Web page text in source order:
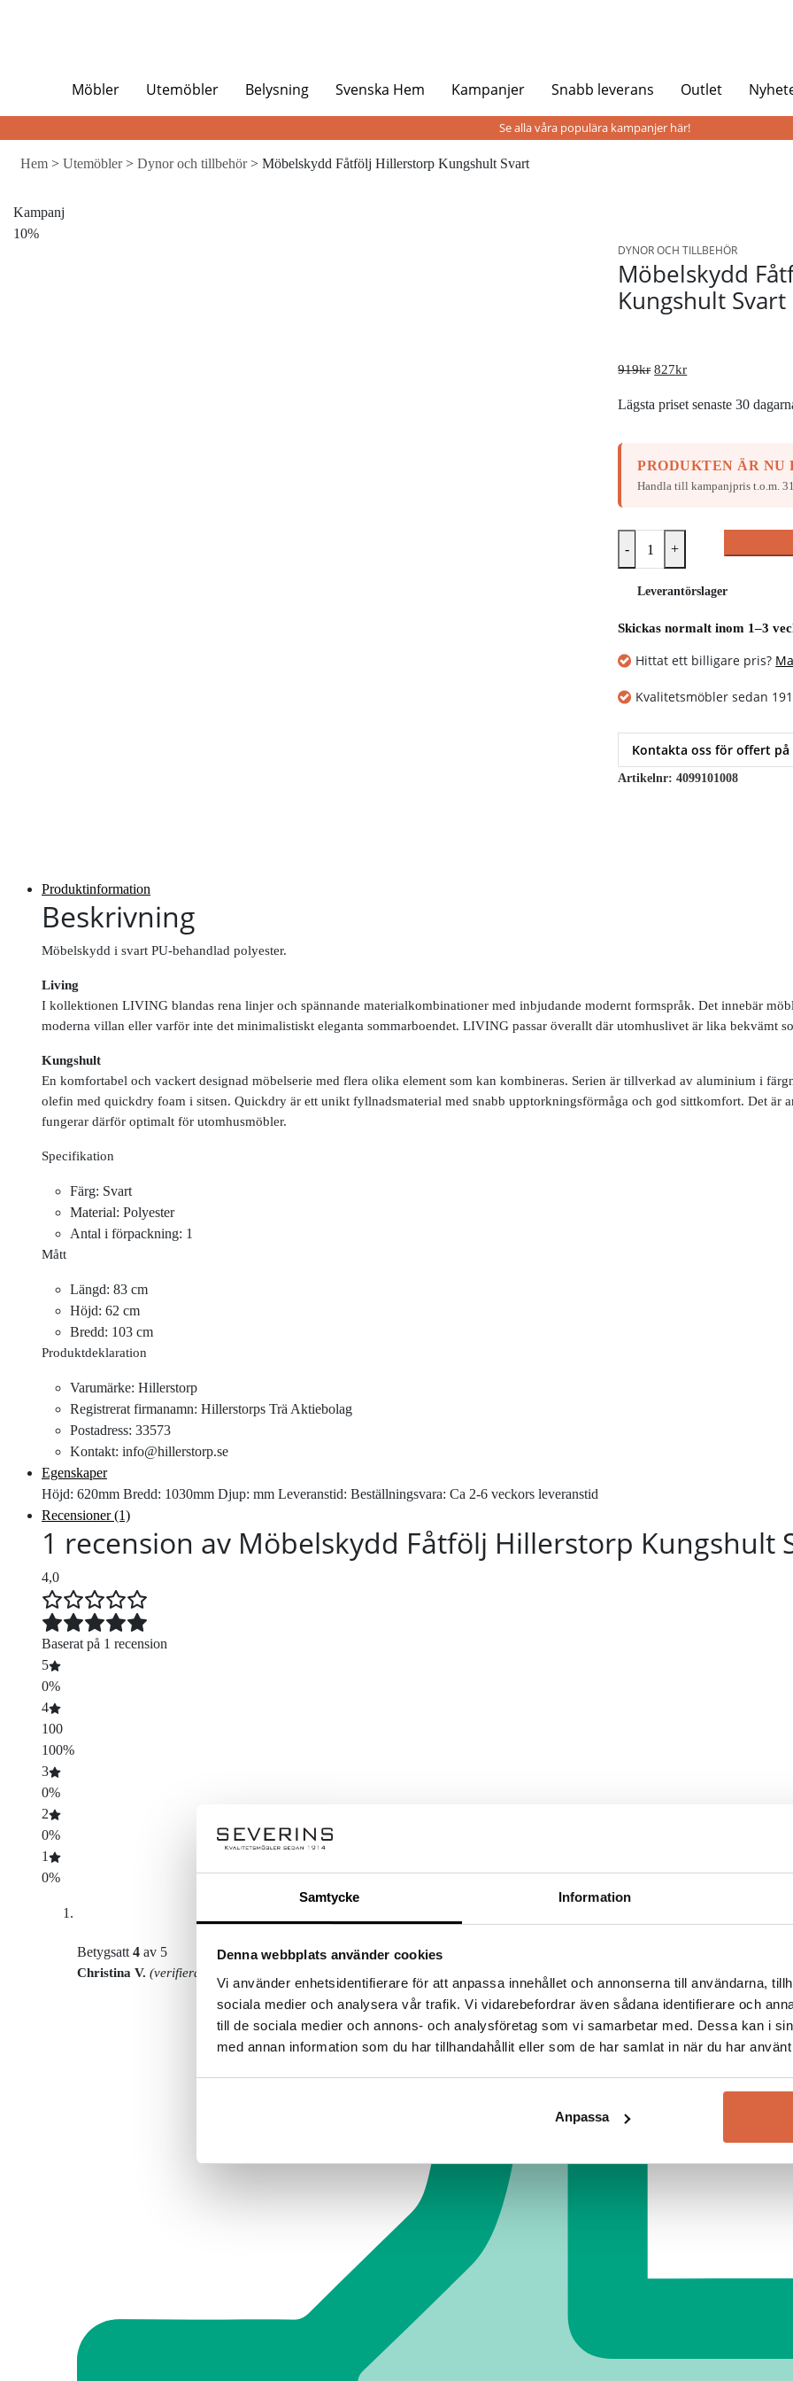
Samtycke Information
Denna webbplats använder cookies
Vi använder enhetsidentifierare för att anpassa innehållet och annonserna till användarna,
sociala medier och analysera vår trafik. Vi vidarebefordrar även sådana identifierare och
till de sociala medier och annons- och analysföretag som vi samarbetar med. Dessa kan i
med annan information som du har tillhandahållit eller som de har samlat in när du har
Anpassa
Möbler Utemöbler Belysning Svenska Hem Kampanjer Snabb leverans Outlet
Se alla våra populära kampanjer här!
Hem > Utemöbler> Dynor och tillbehör> Möbelskydd Fåtfölj Hillerstorp Kungshult Svart
Kampanj
10%
DYNOR OCH TILLBEHÖR
Möbelskydd
Kungshult Svart
919kr 827kr
Lägsta priset senaste 30
PRODUKTEN ÄR NU
Handla till kampanjpris t.o.m.
- +
Leverantörslager
Skickas normalt inom 1–3
Hittat ett billigare pris?
Kvalitetsmöbler sedan
Kontakta oss för offert
Artikelnr:4099101008
Produktinformation
Beskrivning
Möbelskydd i svart PU-behandlad polyester.
Living
I kollektionen LIVING blandas rena linjer och spännande materialkombinationer med inbjudande modernt formspråk. Det innebär
moderna villan eller varför inte det minimalistiskt eleganta sommarboendet. LIVING passar överallt där utomhuslivet är lika bekvämt
Kungshult
En komfortabel och vackert designad möbelserie med flera olika element som kan kombineras. Serien är tillverkad av aluminium i
olefin med quickdry foam i sitsen. Quickdry är ett unikt fyllnadsmaterial med snabb upptorkningsförmåga och god sittkomfort. Det är
fungerar därför optimalt för utomhusmöbler.
Specifikation
Färg: Svart
Material: Polyester
Antal i förpackning: 1
Mått
Längd: 83 cm
Höjd: 62 cm
Bredd: 103 cm
Produktdeklaration
Varumärke: Hillerstorp
Registrerat firmanamn: Hillerstorps Trä Aktiebolag
Postadress: 33573
Kontakt: info@hillerstorp.se
Egenskaper
Höjd: 620mm Bredd: 1030mm Djup: mm Leveranstid: Beställningsvara: Ca 2-6 veckors leveranstid
Recensioner (1)
1 recension av Möbelskydd Fåtfölj Hillerstorp Kungshult
4,0
Baserat på 1 recension
5
0%
4
100
100%
3
0%
2
0%
1
0%
Betygsatt 4 av 5
Christina V. (verifierad ägare)